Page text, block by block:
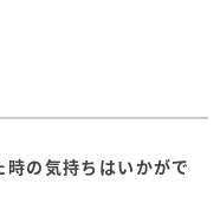
の気持ちはいかがで